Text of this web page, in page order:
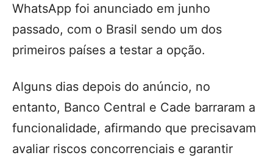
WhatsApp foi anunciado em junho
passado, com o Brasil sendo um dos
primeiros países a testar a opção.
Alguns dias depois do anúncio, no
entanto, Banco Central e Cade barraram a
funcionalidade, afirmando que precisavam
avaliar riscos concorrenciais e garantir